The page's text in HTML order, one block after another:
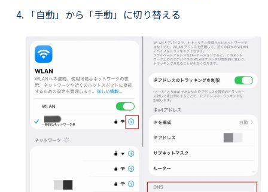
「自動」から「手動」に切り替える